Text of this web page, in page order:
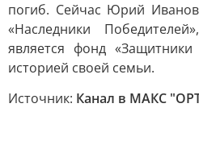
погиб. Сейчас Юрий
«Наследники
является фонд
историей своей семьи.
Источник: Канал в МАКС